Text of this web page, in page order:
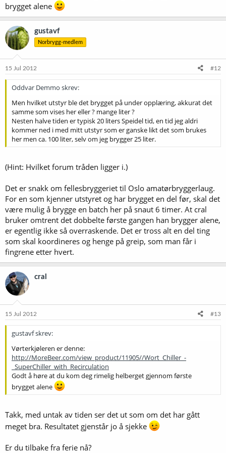
brygget alene
gustavf
Norbrygg-medlem
15 Jul 2012 #12
Oddvar Demmo skrev:
Men hvilket utstyr ble det brygget på under opplæring, akkurat det
samme som vises her eller ? mange liter ?
Nesten halve tiden er typisk 20 liters Speidel tid, en tid jeg aldri
kommer ned i med mitt utstyr som er ganske likt det som brukes
her men ca. 100 liter, selv om jeg brygger 25 liter.
(Hint: Hvilket forum tråden ligger i.)
Det er snakk om fellesbryggeriet til Oslo amatørbryggerlaug.
For en som kjenner utstyret og har brygget en del før, skal det
være mulig å brygge en batch her på snaut 6 timer. At cral
bruker omtrent det dobbelte første gangen han brygger alene,
er egentlig ikke så overraskende. Det er tross alt en del ting
som skal koordineres og henge på greip, som man får i
fingrene etter hvert.
cral
15 Jul 2012 #13
gustavf skrev:
Vørterkjøleren er denne:
http://MoreBeer.com/view_product/11905//Wort_Chiller_-
_SuperChiller_with_Recirculation
Godt å høre at du kom deg rimelig helberget gjennom første
brygget alene
Takk, med untak av tiden ser det ut som om det har gått
meget bra. Resultatet gjenstår jo å sjekke
Er du tilbake fra ferie nå?